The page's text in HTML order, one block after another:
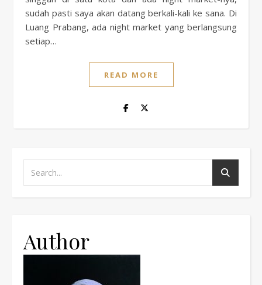
sudah pasti saya akan datang berkali-kali ke sana. Di
Luang Prabang, ada night market yang berlangsung
setiap…
READ MORE
Author